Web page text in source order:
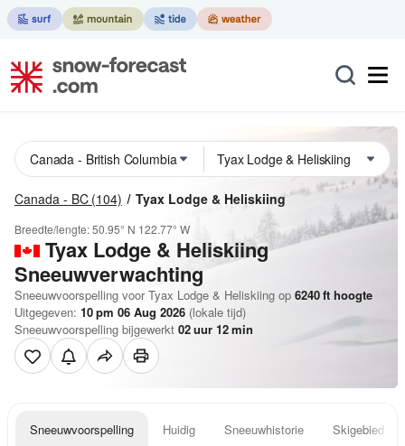
Canada - BC (104) Tyax Lodge & Heliskiing
Breedte/lengte:50.95° N 122.77° W
Tyax Lodge & Heliskiing
Sneeuwverwachting
Sneeuwvoorspelling voor Tyax Lodge & Heliskiing op 6240ft hoogte
Uitgegeven: 10 pm 06 Aug 2026 (lokale tijd)
Sneeuwvoorspelling bijgewerkt 02uur 12min
Sneeuwvoorspelling Huidig Sneeuwhistorie Skigebied